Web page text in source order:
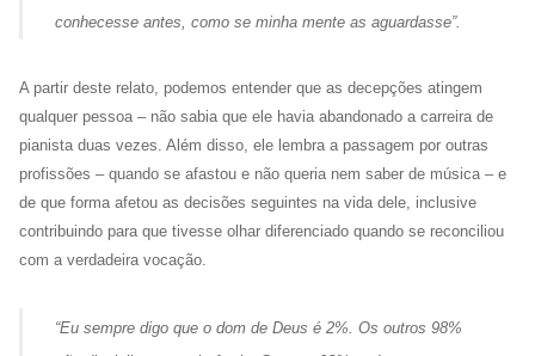
conhecesse antes, como se minha mente as aguardasse”.
A partir deste relato, podemos entender que as decepções atingem
qualquer pessoa – não sabia que ele havia abandonado a carreira de
pianista duas vezes. Além disso, ele lembra a passagem por outras
profissões – quando se afastou e não queria nem saber de música – e
de que forma afetou as decisões seguintes na vida dele, inclusive
contribuindo para que tivesse olhar diferenciado quando se reconciliou
com a verdadeira vocação.
“Eu sempre digo que o dom de Deus é 2%. Os outros 98%